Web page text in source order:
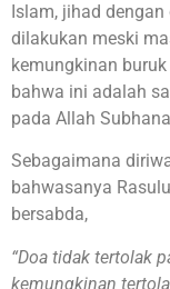
Islam, jihad
dilakukan meski
kemungkinan
bahwa ini adalah
pada Allah
Sebagaimana
bahwasanya
bersabda,
“Doa tidak tertolak
kemungkinan